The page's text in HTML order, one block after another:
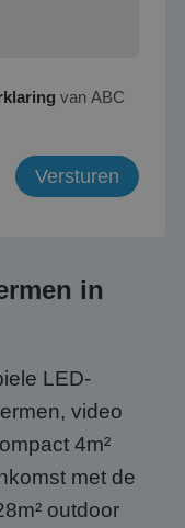
van ABC
in
LED-
video
4m²
met de
outdoor